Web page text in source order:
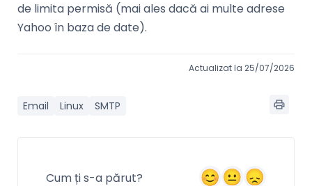
de limita permisă (mai ales dacă ai multe adrese
Yahoo în baza de date).
Actualizat la 25/07/2026
Email Linux SMTP
Cum ți s-a părut?